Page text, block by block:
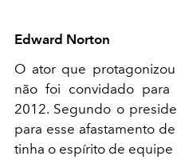
Edward Norton
O ator que
não foi convidado para
2012. Segundo o
para esse afastamento
tinha o espírito de equipe